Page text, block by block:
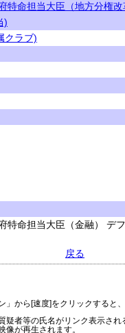
特命担当大臣（地方分権改
)
クラブ)
特命担当大臣（金融） デ
戻る
」から[速度]をクリックすると
疑者等の氏名がリンク表示さ
像が再生されます。